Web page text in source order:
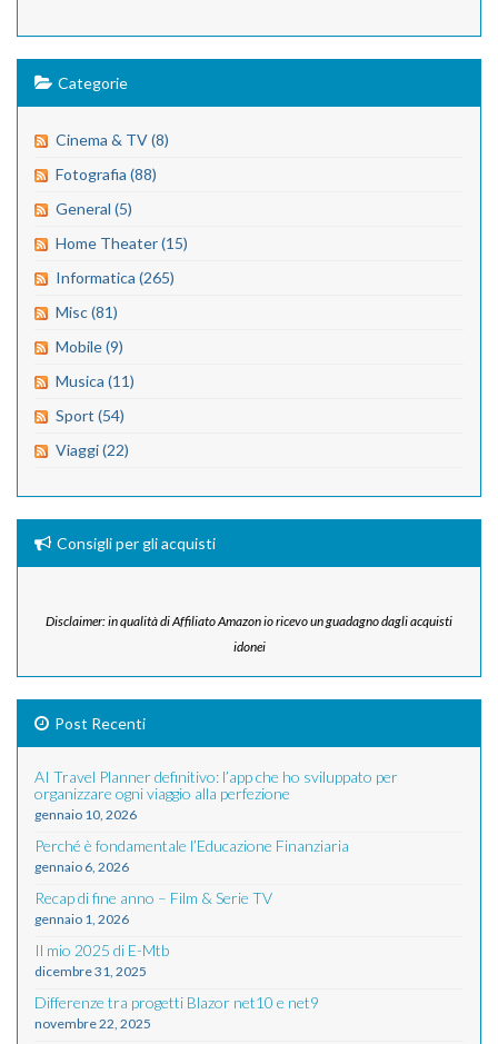
Categorie
Cinema & TV (8)
Fotografia (88)
General (5)
Home Theater (15)
Informatica (265)
Misc (81)
Mobile (9)
Musica (11)
Sport (54)
Viaggi (22)
Consigli per gli acquisti
Disclaimer: in qualità di Affiliato Amazon io ricevo un guadagno dagli acquisti
idonei
Post Recenti
AI Travel Planner definitivo: l’app che ho sviluppato per
organizzare ogni viaggio alla perfezione
gennaio 10, 2026
Perché è fondamentale l’Educazione Finanziaria
gennaio 6, 2026
Recap di fine anno – Film & Serie TV
gennaio 1, 2026
Il mio 2025 di E-Mtb
dicembre 31, 2025
Differenze tra progetti Blazor net10 e net9
novembre 22, 2025